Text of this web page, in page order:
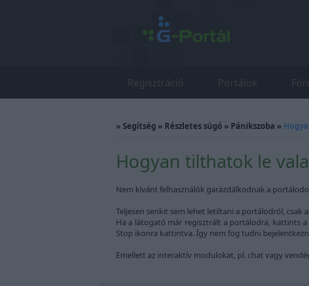
Regisztráció Portálok
» Segítség » Részletes súgó» Pánikszoba »
Hogyan tilthatok le
Nem kívánt felhasználók garázdálkodnak a
Teljesen senkit sem lehet letiltani a portálodról, csak
Ha a látogató már regisztrált a portálodra, kattints
Stop ikonra kattintva. Így nem fog tudni
Emellett az interaktív modulokat, pl. chat vagy